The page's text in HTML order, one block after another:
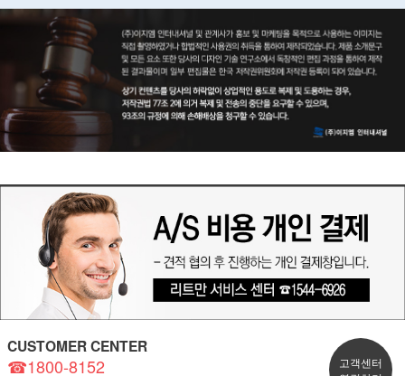
CUSTOMER CENTER
☎1800-8152
고객센터